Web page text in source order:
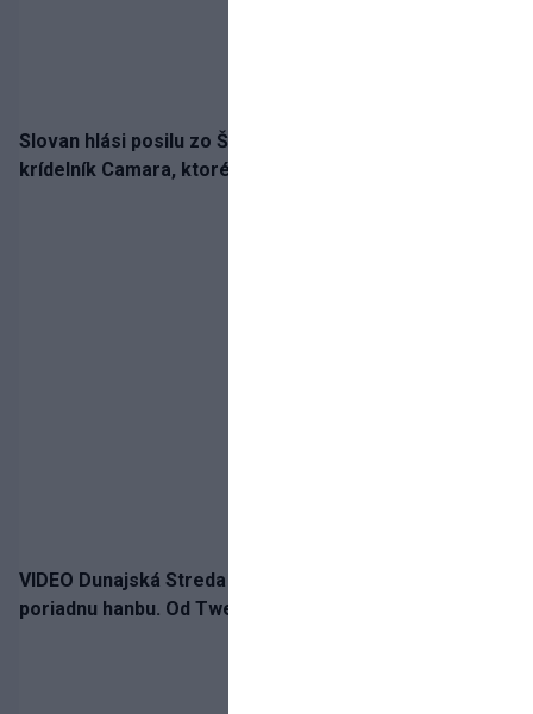
Slovan hlási posilu zo Španielska! Belasých posilní
krídelník Camara, ktorého povedie jeho detský vzor
VIDEO Dunajská Streda si narobila v Holandsku
poriadnu hanbu. Od Twente inkasovala poltucet